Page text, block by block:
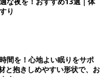
り
間を！心地よい眠りをサポ
と抱きしめやすい形状で、お